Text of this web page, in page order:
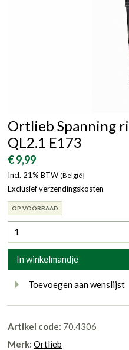
Ortlieb Spanning
QL2.1 E173
€ 9,99
Incl. 21% BTW (België}
Exclusief verzendingskosten
OP VOORRAAD
In winkelmandje
Toevoegen aan wenslijst
Artikel code: 70.4306
Merk: Ortlieb